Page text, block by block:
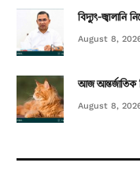
বিদ্যুৎ-জ্বালানি
August 8,
আজ আন্তর্জাতিক
August 8,